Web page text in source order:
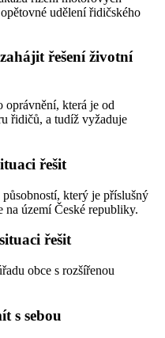
udělení řidičského
řešení životní
oprávnění, která je od
řidičů, a tudíž vyžaduje
řešit
který je příslušný
na území České republiky.
řešit
obce s rozšířenou
s sebou